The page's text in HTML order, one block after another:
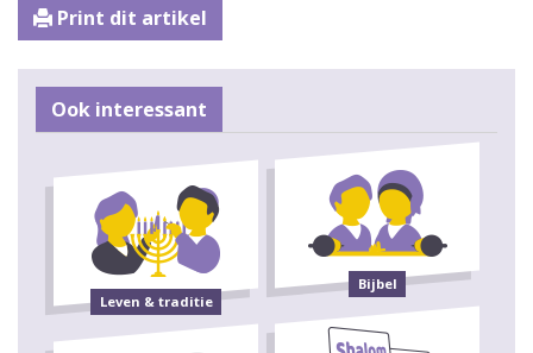
Print dit artikel
Ook interessant
Leven & traditie
Bijbel